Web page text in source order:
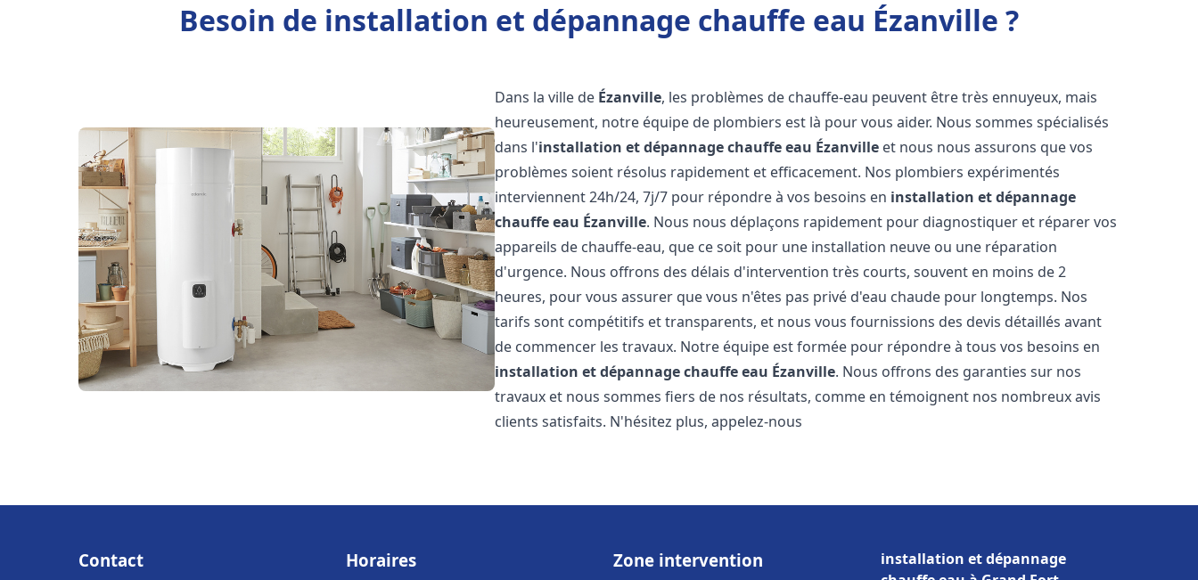
Besoin de installation et dépannage chauffe eau Ézanville ?
Dans la ville de Ézanville, les problèmes de chauffe-eau peuvent être très ennuyeux, mais
heureusement, notre équipe de plombiers est là pour vous aider. Nous sommes spécialisés
dans l'installation et dépannage chauffe eau Ézanville et nous nous assurons que vos
problèmes soient résolus rapidement et efficacement. Nos plombiers expérimentés
interviennent 24h/24, 7j/7 pour répondre à vos besoins en installation et dépannage
chauffe eau Ézanville. Nous nous déplaçons rapidement pour diagnostiquer et réparer vos
appareils de chauffe-eau, que ce soit pour une installation neuve ou une réparation
d'urgence. Nous offrons des délais d'intervention très courts, souvent en moins de 2
heures, pour vous assurer que vous n'êtes pas privé d'eau chaude pour longtemps. Nos
tarifs sont compétitifs et transparents, et nous vous fournissions des devis détaillés avant
de commencer les travaux. Notre équipe est formée pour répondre à tous vos besoins en
installation et dépannage chauffe eau Ézanville. Nous offrons des garanties sur nos
travaux et nous sommes fiers de nos résultats, comme en témoignent nos nombreux avis
clients satisfaits. N'hésitez plus, appelez-nous
Contact Horaires Zone intervention
installation et dépannage